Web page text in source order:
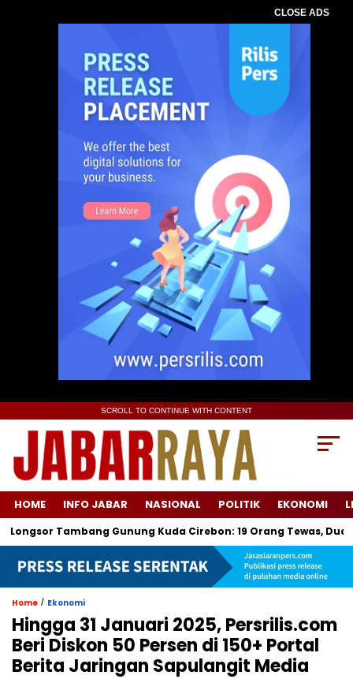
CLOSE ADS
SCROLL TO CONTINUE WITH CONTENT
HOME INFO JABAR NASIONAL POLITIK EKONOMI
Tambang Gunung Kuda Cirebon: 19 Orang Tewas, Dua
Home / Ekonomi
Hingga 31 Januari 2025, Persrilis.com
Beri Diskon 50 Persen di 150+ Portal
Berita Jaringan Sapulangit Media